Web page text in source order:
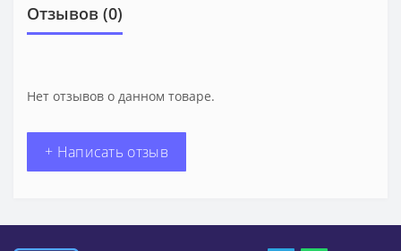
Отзывов (0)
Нет отзывов о данном товаре.
+ Написать отзыв